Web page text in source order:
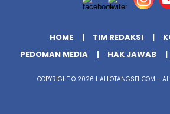
HOME TIM REDAKSI
PEDOMAN MEDIA
HAK JAWAB
COPYRIGHT © 2026 HALLOTANGSEL.COM -